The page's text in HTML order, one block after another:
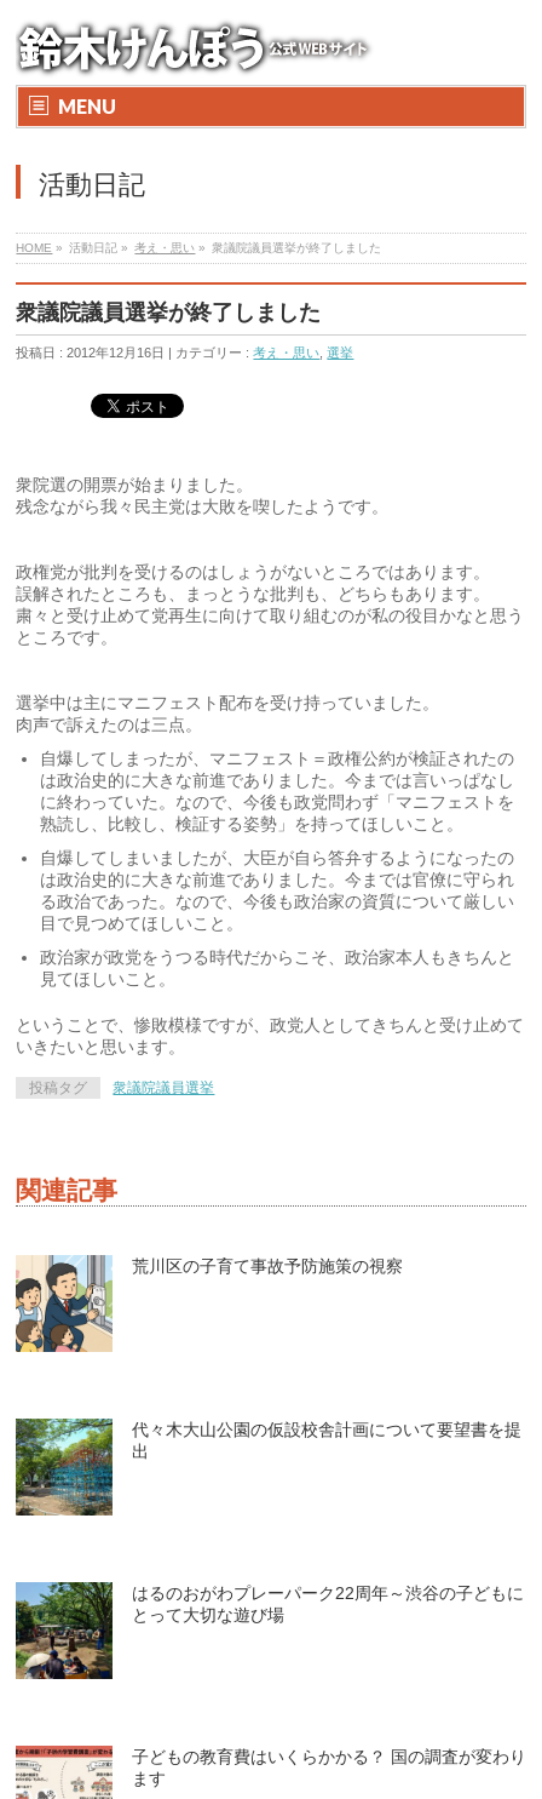
MENU
活動日記
HOME » 活動日記 » 考え・思い » 衆議院議員選挙が終了しました
衆議院議員選挙が終了しました
投稿日 : 2012年12月16日 | カテゴリー :考え・思い ,選挙
衆院選の開票が始まりました。
残念ながら我々民主党は大敗を喫したようです。
政権党が批判を受けるのはしょうがないところではあります。
誤解されたところも、まっとうな批判も、どちらもあります。
粛々と受け止めて党再生に向けて取り組むのが私の役目かなと思う
ところです。
選挙中は主にマニフェスト配布を受け持っていました。
肉声で訴えたのは三点。
自爆してしまったが、マニフェスト＝政権公約が検証されたの
は政治史的に大きな前進でありました。今までは言いっぱなし
に終わっていた。なので、今後も政党問わず「マニフェストを
熟読し、比較し、検証する姿勢」を持ってほしいこと。
自爆してしまいましたが、大臣が自ら答弁するようになったの
は政治史的に大きな前進でありました。今までは官僚に守られ
る政治であった。なので、今後も政治家の資質について厳しい
目で見つめてほしいこと。
政治家が政党をうつる時代だからこそ、政治家本人もきちんと
見てほしいこと。
ということで、惨敗模様ですが、政党人としてきちんと受け止めて
いきたいと思います。
投稿タグ 衆議院議員選挙
関連記事
荒川区の子育て事故予防施策の視察
代々木大山公園の仮設校舎計画について要望書を提
出
はるのおがわプレーパーク22周年～渋谷の子どもに
とって大切な遊び場
子どもの教育費はいくらかかる？ 国の調査が変わり
ます